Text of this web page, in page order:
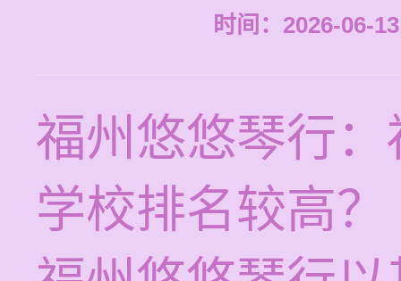
时间：2026-06-
福州悠悠琴行
学校排名较高？